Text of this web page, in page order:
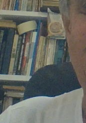
fez falta ao país.
.
As próximas
eleitores
candidatos novos,
tenham conduta
outro lado, diga não
de partidos, aos
exercer cargos nos